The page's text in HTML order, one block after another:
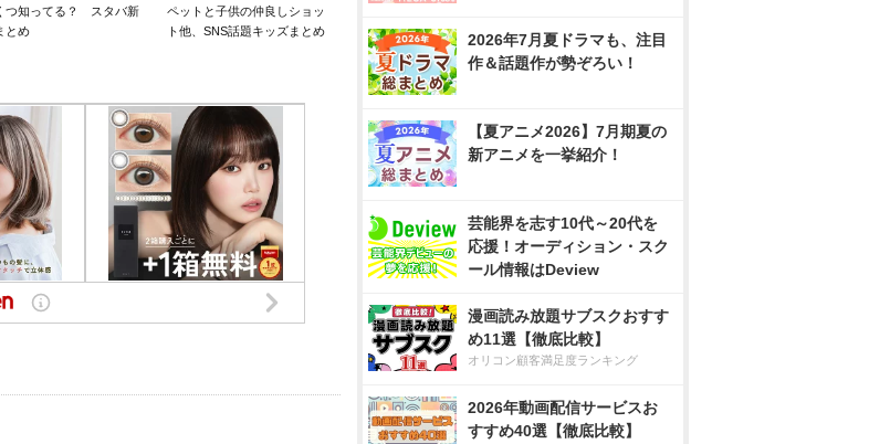
つ知ってる？ スタバ新
とめ
ペットと子供の仲良しショッ
ト他、SNS話題キッズまとめ
2026年7月夏ドラマも、注目
作＆話題作が勢ぞろい！
【夏アニメ2026】7月期夏の
新アニメを一挙紹介！
芸能界を志す10代～20代を
応援！オーディション・スク
ール情報はDeview
漫画読み放題サブスクおすす
め11選【徹底比較】
オリコン顧客満足度ランキング
2026年動画配信サービスお
すすめ40選【徹底比較】